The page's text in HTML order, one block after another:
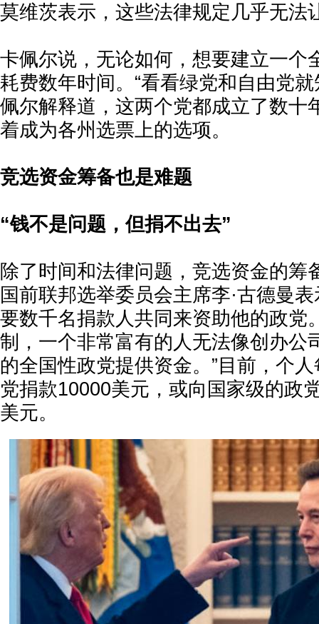
莫维茨表示，这些法律规定几乎无法
卡佩尔说，无论如何，想要建立一个
耗费数年时间。“看看绿党和自由党
佩尔解释道，这两个党都成立了数十
着成为各州选票上的选项。
竞选资金筹备也是难题
“钱不是问题，但捐不出去”
除了时间和法律问题，竞选资金的筹
国前联邦选举委员会主席李·古德曼
要数千名捐款人共同来资助他的政党
制，一个非常富有的人无法像创办公
的全国性政党提供资金。”目前，个
党捐款10000美元，或向国家级的政
美元。